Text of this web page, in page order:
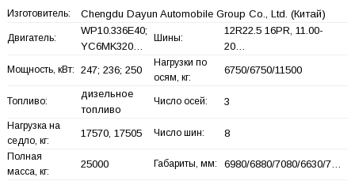
Изготовитель: Chengdu Dayun Automobile Group Co., Ltd. (Китай)
Двигатель:
WP10.336E40;
YC6MK320…
Шины:
12R22.5 16PR, 11.00-
20…
Мощность, кВт: 247; 236; 250
Нагрузки по
осям, кг:
6750/6750/11500
Топливо:
дизельное
топливо
Число осей: 3
Нагрузка на
седло, кг:
17570, 17505 Число шин: 8
Полная
масса, кг:
25000 Габариты, мм: 6980/6880/7080/6630/7…